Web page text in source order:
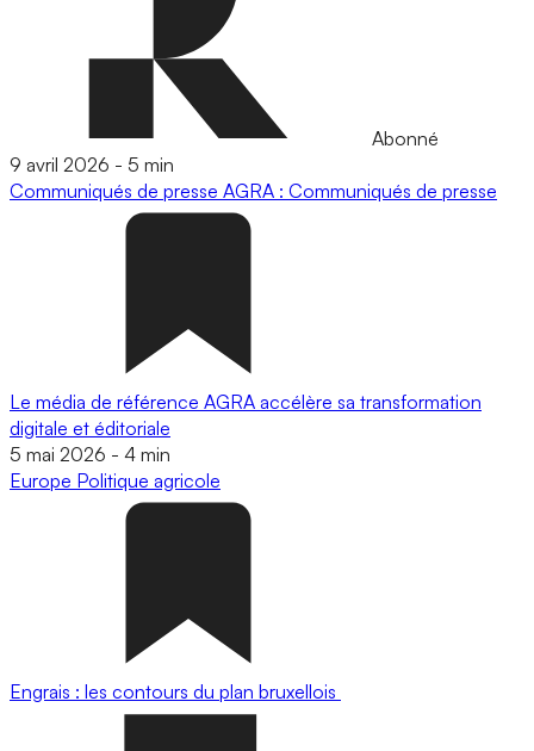
Abonné
9 avril 2026 - 5 min
Communiqués de presse AGRA : Communiqués de presse
Le média de référence AGRA accélère sa transformation
digitale et éditoriale
5 mai 2026 - 4 min
Europe Politique agricole
Engrais : les contours du plan bruxellois